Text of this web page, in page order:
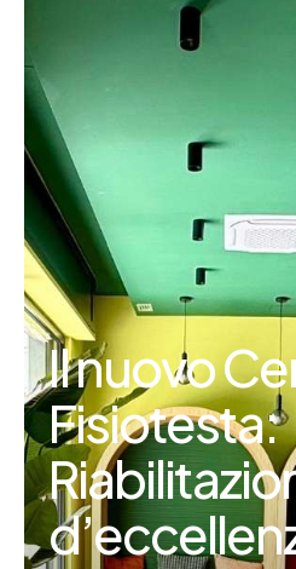
Il nuovo
Fisiotesta: